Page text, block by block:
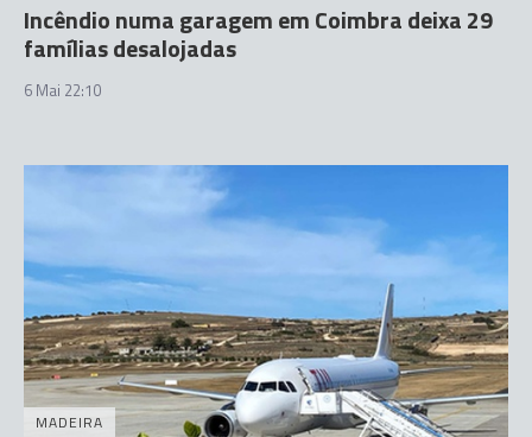
Incêndio numa garagem em Coimbra deixa 29
famílias desalojadas
6 Mai 22:10
MADEIRA